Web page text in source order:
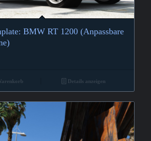
BMW RT 1200 (Anpassbare
Details anzeigen